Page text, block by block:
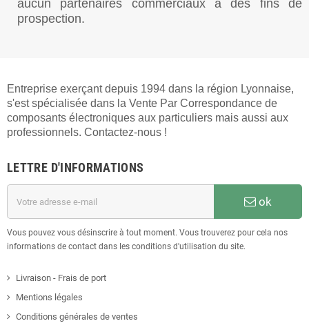
aucun partenaires commerciaux à des fins de
prospection.
Entreprise exerçant depuis 1994 dans la région Lyonnaise,
s'est spécialisée dans la Vente Par Correspondance de
composants électroniques aux particuliers mais aussi aux
professionnels. Contactez-nous !
LETTRE D'INFORMATIONS
ok
Vous pouvez vous désinscrire à tout moment. Vous trouverez pour cela nos
informations de contact dans les conditions d'utilisation du site.
Livraison - Frais de port
Mentions légales
Conditions générales de ventes